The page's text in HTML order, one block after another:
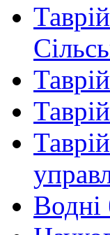
Водні